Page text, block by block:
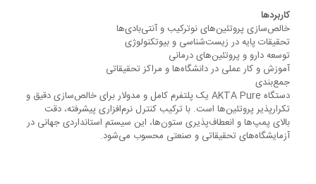
کاربردها
خالص‌سازی پروتئین‌های نوترکیب و آنتی‌بادی‌ها
تحقیقات پایه در زیست‌شناسی و بیوتکنولوژی
توسعه دارو و پروتئین‌های درمانی
آموزش و کار عملی در دانشگاه‌ها و مراکز تحقیقاتی
جمع‌بندی
دستگاه AKTA Pure یک پلتفرم کامل و مدولار برای خالص‌سازی دقیق و
تکرارپذیر پروتئین‌ها است. با ترکیب کنترل نرم‌افزاری پیشرفته، دقت
بالای پمپ‌ها و انعطاف‌پذیری ستون‌ها، این سیستم استانداردی جهانی در
آزمایشگاه‌های تحقیقاتی و صنعتی محسوب می‌شود.